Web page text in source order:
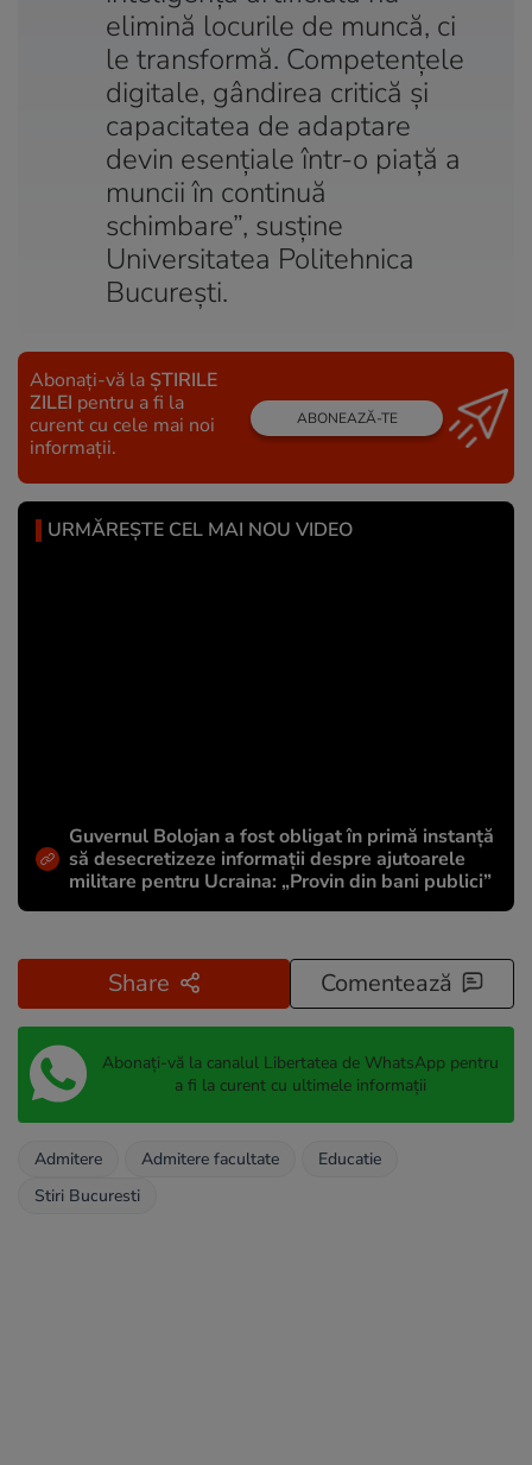
elimină locurile de muncă, ci
le transformă. Competențele
digitale, gândirea critică și
capacitatea de adaptare
devin esențiale într-o piață a
muncii în continuă
schimbare”, susține
Universitatea Politehnica
București.
Abonați-vă la ȘTIRILE
ZILEI pentru a fi la
curent cu cele mai noi
informații.
ABONEAZĂ-TE
URMĂREȘTE CEL MAI NOU VIDEO
Guvernul Bolojan a fost obligat în primă instanță
să desecretizeze informații despre ajutoarele
militare pentru Ucraina: „Provin din bani publici”
Share Comentează
Abonați-vă la canalul Libertatea de WhatsApp pentru
a fi la curent cu ultimele informații
Admitere Admitere facultate
Educatie
Stiri Bucuresti